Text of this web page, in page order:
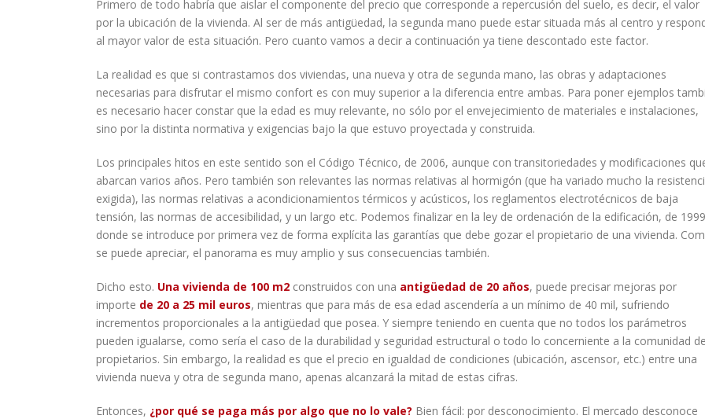
Primero de todo habría que aislar el componente del precio que corresponde a repercusión del suelo, es decir, el valor
por la ubicación de la vivienda. Al ser de más antigüedad, la segunda mano puede estar situada más al centro y
al mayor valor de esta situación. Pero cuanto vamos a decir a continuación ya tiene descontado este factor.
La realidad es que si contrastamos dos viviendas, una nueva y otra de segunda mano, las obras y adaptaciones
necesarias para disfrutar el mismo confort es con muy superior a la diferencia entre ambas. Para poner ejemplos
es necesario hacer constar que la edad es muy relevante, no sólo por el envejecimiento de materiales e instalaciones,
sino por la distinta normativa y exigencias bajo la que estuvo proyectada y construida.
Los principales hitos en este sentido son el Código Técnico, de 2006, aunque con transitoriedades y modificaciones
abarcan varios años. Pero también son relevantes las normas relativas al hormigón (que ha variado mucho la
exigida), las normas relativas a acondicionamientos térmicos y acústicos, los reglamentos electrotécnicos de baja
tensión, las normas de accesibilidad, y un largo etc. Podemos finalizar en la ley de ordenación de la edificación, de
donde se introduce por primera vez de forma explícita las garantías que debe gozar el propietario de una vivienda.
se puede apreciar, el panorama es muy amplio y sus consecuencias también.
Dicho esto. Una vivienda de 100 m2 construidos con una antigüedad de 20 años, puede precisar mejoras por
importe de 20 a 25 mil euros, mientras que para más de esa edad ascendería a un mínimo de 40 mil, sufriendo
incrementos proporcionales a la antigüedad que posea. Y siempre teniendo en cuenta que no todos los parámetros
pueden igualarse, como sería el caso de la durabilidad y seguridad estructural o todo lo concerniente a la comunidad
propietarios. Sin embargo, la realidad es que el precio en igualdad de condiciones (ubicación, ascensor, etc.) entre una
vivienda nueva y otra de segunda mano, apenas alcanzará la mitad de estas cifras.
Entonces, ¿por qué se paga más por algo que no lo vale? Bien fácil: por desconocimiento. El mercado desconoce